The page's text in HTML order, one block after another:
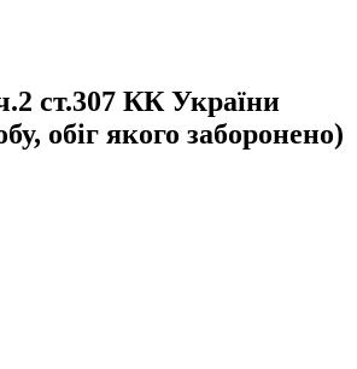
ст.307 КК України
обіг якого заборонено)